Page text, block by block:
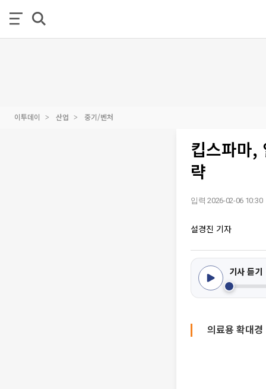
이투데이 산업 중기/벤처
킵스파마,
략
입력 2026-02-06 10:30
설경진 기자
기사 듣기
의료용 확대